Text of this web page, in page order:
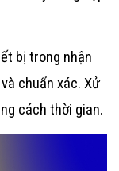
bị trong nhận
chuẩn xác. Xử
cách thời gian.